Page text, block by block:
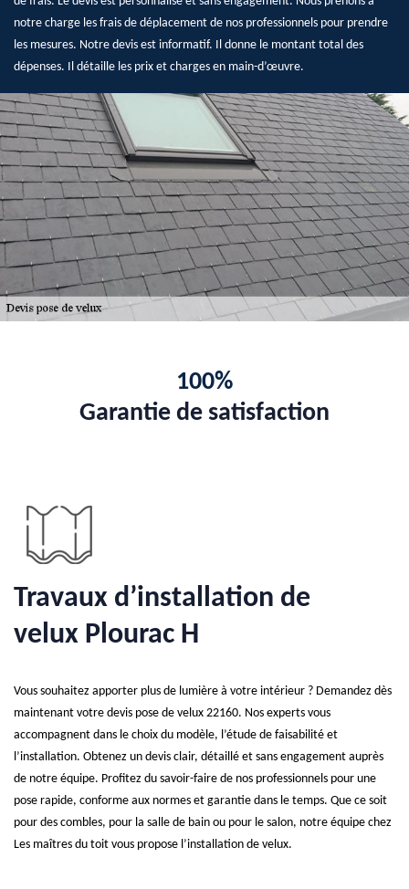
notre charge les frais de déplacement de nos professionnels pour prendre
les mesures. Notre devis est informatif. Il donne le montant total des
dépenses. Il détaille les prix et charges en main-d’œuvre.
100%
Garantie de satisfaction
Travaux d’installation de
velux Plourac H
Vous souhaitez apporter plus de lumière à votre intérieur ? Demandez dès
maintenant votre devis pose de velux 22160. Nos experts vous
accompagnent dans le choix du modèle, l’étude de faisabilité et
l’installation. Obtenez un devis clair, détaillé et sans engagement auprès
de notre équipe. Profitez du savoir-faire de nos professionnels pour une
pose rapide, conforme aux normes et garantie dans le temps. Que ce soit
pour des combles, pour la salle de bain ou pour le salon, notre équipe chez
Les maîtres du toit vous propose l’installation de velux.